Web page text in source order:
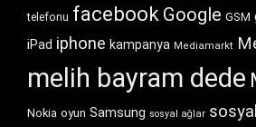
telefonu facebook Google GSM
iPad iphone kampanya Mediamarkt
melih bayram dede
Nokia oyun Samsung sosyal ağlar